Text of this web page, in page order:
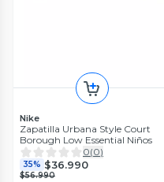
Nike
Zapatilla Urbana Style Court
Borough Low Essential Niños
0(0)
35% $36.990
$56.990